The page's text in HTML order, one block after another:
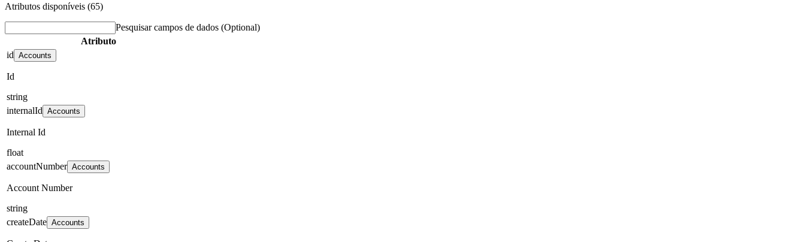
Atributos disponíveis (65)
Pesquisar campos de dados (Optional)
Atributo
id Accounts
Id
string
internalId Accounts
Internal Id
float
accountNumber Accounts
Account Number
string
createDate Accounts